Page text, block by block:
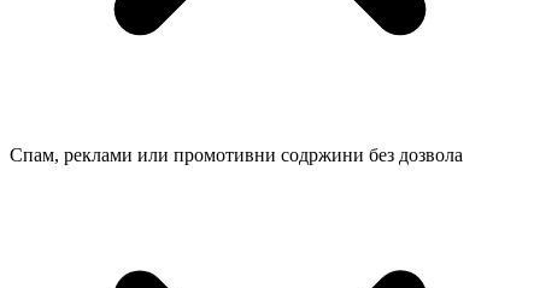
Спам, реклами или промотивни содржини без дозвола